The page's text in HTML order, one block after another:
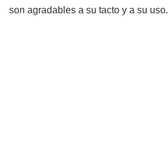
son agradables a su tacto y a su uso.